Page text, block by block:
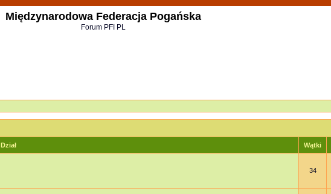
Międzynarodowa Federacja Pogańska
Forum PFI PL
Dział Wątki
34